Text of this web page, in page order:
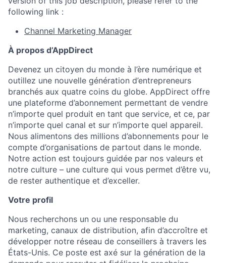
following link :
Channel Marketing Manager
À propos d’AppDirect
Devenez un citoyen du monde à l’ère numérique et
outillez une nouvelle génération d’entrepreneurs
branchés aux quatre coins du globe. AppDirect offre
une plateforme d’abonnement permettant de vendre
n’importe quel produit en tant que service, et ce, par
n’importe quel canal et sur n’importe quel appareil.
Nous alimentons des millions d’abonnements pour le
compte d’organisations de partout dans le monde.
Notre action est toujours guidée par nos valeurs et
notre culture – une culture qui vous permet d’être vu,
de rester authentique et d’exceller.
Votre profil
Nous recherchons un ou une responsable du
marketing, canaux de distribution, afin d’accroître et
développer notre réseau de conseillers à travers les
États-Unis. Ce poste est axé sur la génération de la